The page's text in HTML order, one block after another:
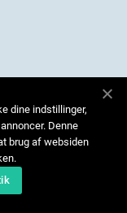
dine indstillinger,
Denne
brug af websiden